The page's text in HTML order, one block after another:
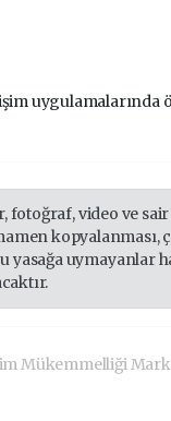
fotoğraf, video ve
kopyalanması,
yasağa uymayanlar
Mükemmelliği